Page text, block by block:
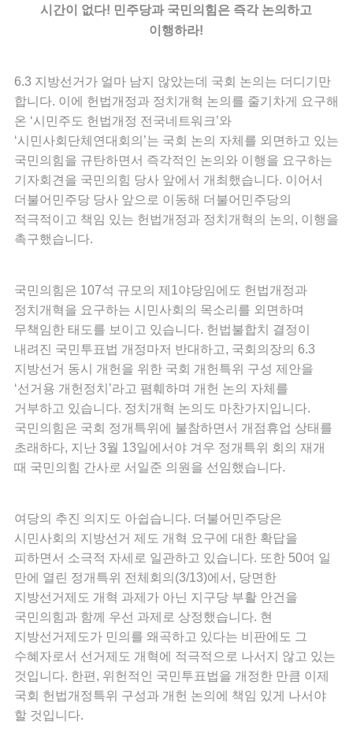
시간이 없다! 민주당과 국민의힘은 즉각 논의하고
이행하라!
6.3 지방선거가 얼마 남지 않았는데 국회 논의는 더디기만
합니다. 이에 헌법개정과 정치개혁 논의를 줄기차게 요구해
온 ‘시민주도 헌법개정 전국네트워크’와
‘시민사회단체연대회의’는 국회 논의 자체를 외면하고 있는
국민의힘을 규탄하면서 즉각적인 논의와 이행을 요구하는
기자회견을 국민의힘 당사 앞에서 개최했습니다. 이어서
더불어민주당 당사 앞으로 이동해 더불어민주당의
적극적이고 책임 있는 헌법개정과 정치개혁의 논의, 이행을
촉구했습니다.
국민의힘은 107석 규모의 제1야당임에도 헌법개정과
정치개혁을 요구하는 시민사회의 목소리를 외면하며
무책임한 태도를 보이고 있습니다. 헌법불합치 결정이
내려진 국민투표법 개정마저 반대하고, 국회의장의 6.3
지방선거 동시 개헌을 위한 국회 개헌특위 구성 제안을
‘선거용 개헌정치’라고 폄훼하며 개헌 논의 자체를
거부하고 있습니다. 정치개혁 논의도 마찬가지입니다.
국민의힘은 국회 정개특위에 불참하면서 개점휴업 상태를
초래하다, 지난 3월 13일에서야 겨우 정개특위 회의 재개
때 국민의힘 간사로 서일준 의원을 선임했습니다.
여당의 추진 의지도 아쉽습니다. 더불어민주당은
시민사회의 지방선거 제도 개혁 요구에 대한 확답을
피하면서 소극적 자세로 일관하고 있습니다. 또한 50여 일
만에 열린 정개특위 전체회의(3/13)에서, 당면한
지방선거제도 개혁 과제가 아닌 지구당 부활 안건을
국민의힘과 함께 우선 과제로 상정했습니다. 현
지방선거제도가 민의를 왜곡하고 있다는 비판에도 그
수혜자로서 선거제도 개혁에 적극적으로 나서지 않고 있는
것입니다. 한편, 위헌적인 국민투표법을 개정한 만큼 이제
국회 헌법개정특위 구성과 개헌 논의에 책임 있게 나서야
할 것입니다.